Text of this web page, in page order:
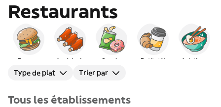
Restaurants
Burgers Américain Snacks Petit déj Asiatique
Type de plat Trier par
Tous les établissements